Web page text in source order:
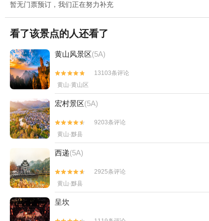
暂无门票预订，我们正在努力补充
看了该景点的人还看了
黄山风景区(5A)


13103条评论
黄山·黄山区
宏村景区(5A)


9203条评论
黄山·黟县
西递(5A)


2925条评论
黄山·黟县
呈坎